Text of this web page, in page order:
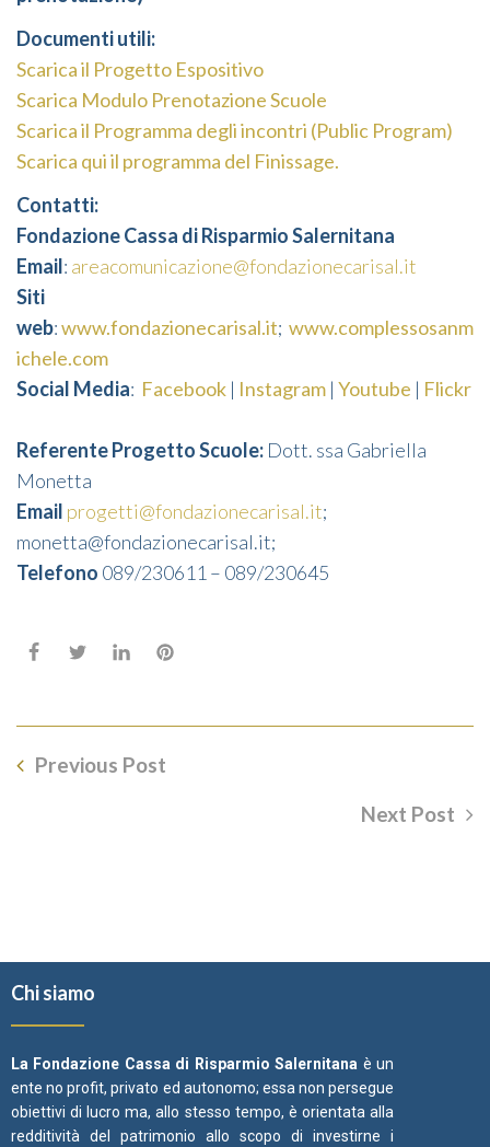
Documenti utili:
Scarica il Progetto Espositivo
Scarica Modulo Prenotazione Scuole
Scarica il Programma degli incontri (Public Program)
Scarica qui il programma del Finissage.
Contatti:
Fondazione Cassa di Risparmio Salernitana
Email: areacomunicazione@fondazionecarisal.it
Siti
web:www.fondazionecarisal.it; www.complessosanm
ichele.com
Social Media: Facebook | Instagram | Youtube | Flickr
Referente Progetto Scuole: Dott. ssa Gabriella
Monetta
Email progetti@fondazionecarisal.it;
monetta@fondazionecarisal.it;
Telefono 089/230611 – 089/230645
Previous Post
Next Post
Chi siamo
La Fondazione Cassa di Risparmio Salernitana è un
ente no profit, privato ed autonomo; essa non persegue
obiettivi di lucro ma, allo stesso tempo, è orientata alla
redditività del patrimonio allo scopo di investirne i